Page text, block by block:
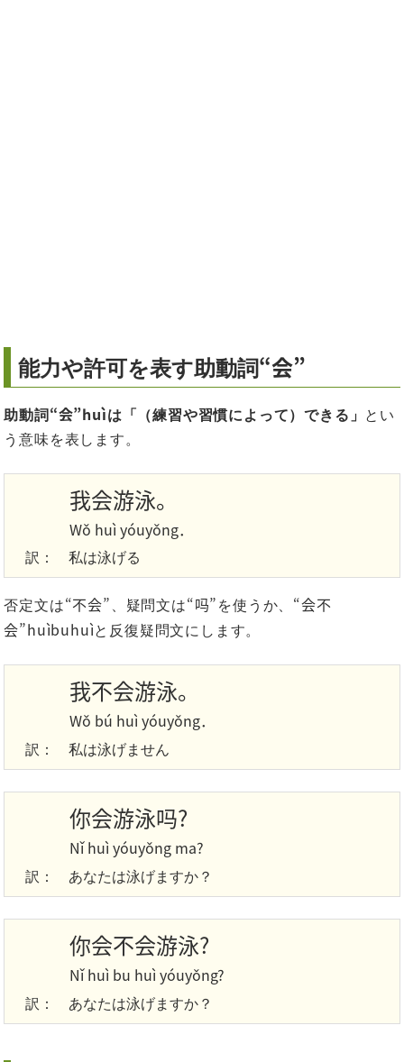
能力や許可を表す助動詞“会”
助動詞 “会”huìは「（練習や習慣によって）できる」 とい
う意味を表します。
我会游泳。
Wǒ huì yóuyǒng．
訳： 私は泳げる
否定文は“不会” 、疑問文は“吗” を使うか、 “会不
会”huìbuhuìと反復疑問文にします。
我不会游泳。
Wǒ bú huì yóuyǒng．
訳： 私は泳げません
你会游泳吗?
Nǐ huì yóuyǒng ma?
訳： あなたは泳げますか？
你会不会游泳?
Nǐ huì bu huì yóuyǒng?
訳： あなたは泳げますか？